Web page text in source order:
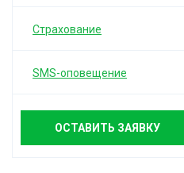
Страхование
SMS-оповещение
ОСТАВИТЬ ЗАЯВКУ